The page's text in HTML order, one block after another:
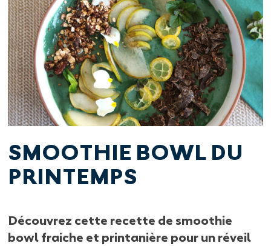
SMOOTHIE BOWL DU
PRINTEMPS
Découvrez cette recette de smoothie
bowl fraiche et printanière pour un réveil